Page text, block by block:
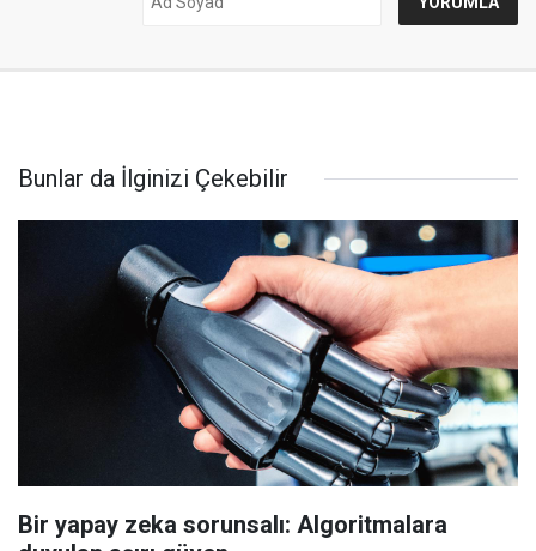
Bunlar da İlginizi Çekebilir
Bir yapay zeka sorunsalı: Algoritmalara